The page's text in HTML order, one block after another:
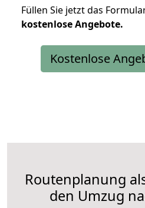
Füllen Sie jetzt das
kostenloseAngebote.
Kostenlose
Routenplanung
den Umzug